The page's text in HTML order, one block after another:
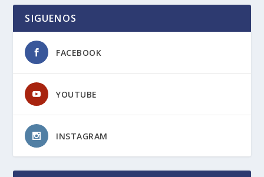
SIGUENOS
FACEBOOK
YOUTUBE
INSTAGRAM